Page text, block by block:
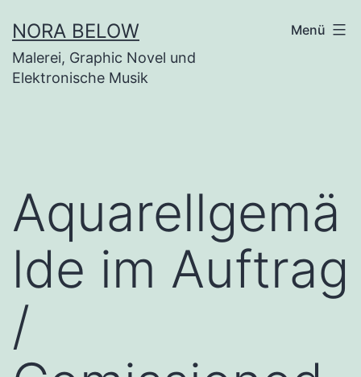
Inhalt
springen
NORA BELOW
Malerei, Graphic Novel und
Elektronische Musik
Menü
Aquarellgemä
lde im Auftrag
/